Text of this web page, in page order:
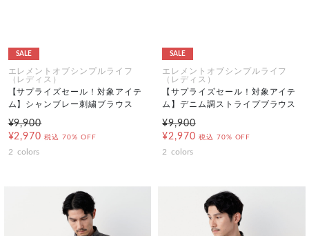
SALE
エレメントオブシンプルライフ
（レディス）
【サプライズセール！対象アイテ
ム】シャンブレー刺繍ブラウス
¥9,900
¥2,970 税込 70% OFF
2 colors
SALE
エレメントオブシンプルライフ
（レディス）
【サプライズセール！対象アイテ
ム】デニム調ストライプブラウス
¥9,900
¥2,970 税込 70% OFF
2 colors